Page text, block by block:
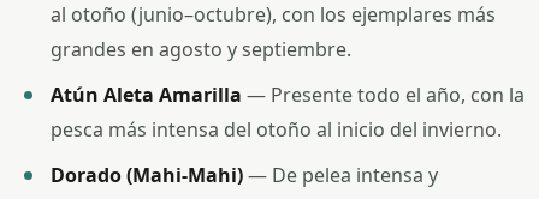
al otoño (junio–octubre), con los ejemplares más
grandes en agosto y septiembre.
Atún Aleta Amarilla — Presente todo el año, con la
pesca más intensa del otoño al inicio del invierno.
Dorado (Mahi-Mahi)— De pelea intensa y